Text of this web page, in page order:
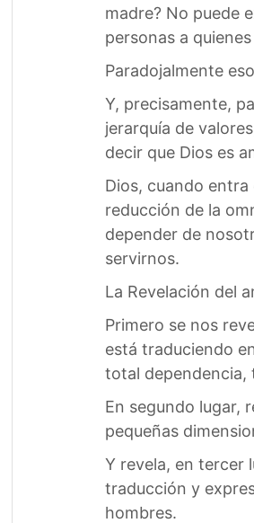
madre? No puede
personas a
Paradojalmente
Y, precisamente,
jerarquía de
decir que Dios es
Dios, cuando
reducción de la
depender de
servirnos.
La Revelación del
Primero se nos
está traduciendo
total dependencia,
En segundo lugar,
pequeñas
Y revela, en tercer
traducción y
hombres.